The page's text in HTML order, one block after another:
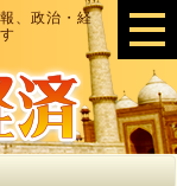
、政治・経